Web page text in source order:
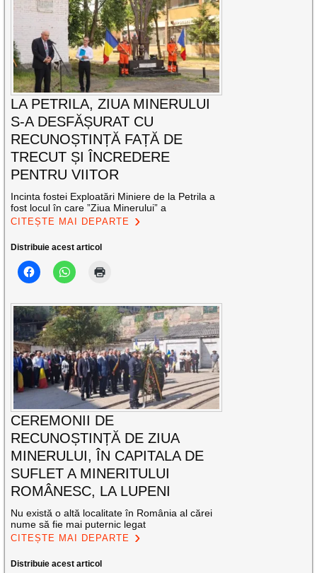
LA PETRILA, ZIUA MINERULUI
S-A DESFĂȘURAT CU
RECUNOȘTINȚĂ FAȚĂ DE
TRECUT ȘI ÎNCREDERE
PENTRU VIITOR
Incinta fostei Exploatări Miniere de la Petrila a
fost locul în care ”Ziua Minerului” a
CITEȘTE MAI DEPARTE
Distribuie acest articol
CEREMONII DE
RECUNOȘTINȚĂ DE ZIUA
MINERULUI, ÎN CAPITALA DE
SUFLET A MINERITULUI
ROMÂNESC, LA LUPENI
Nu există o altă localitate în România al cărei
nume să fie mai puternic legat
CITEȘTE MAI DEPARTE
Distribuie acest articol